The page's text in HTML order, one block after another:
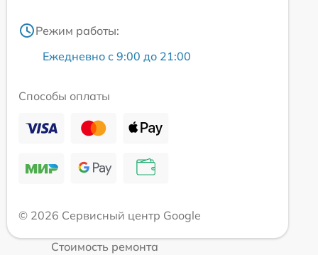
Режим работы:
Ежедневно с 9:00 до 21:00
Способы оплаты
© 2026 Сервисный центр Google
Стоимость ремонта